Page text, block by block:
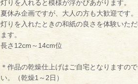
灯りを入れると模様が浮かびあがります。
夏休み企画ですが、大人の方も大歓迎です。
灯りを入れたときの和紙の良さを体験いた
ます。
長さ12cm～14cm位
＊作品の乾燥仕上げはご自宅となりますの
い。（乾燥1～2日）